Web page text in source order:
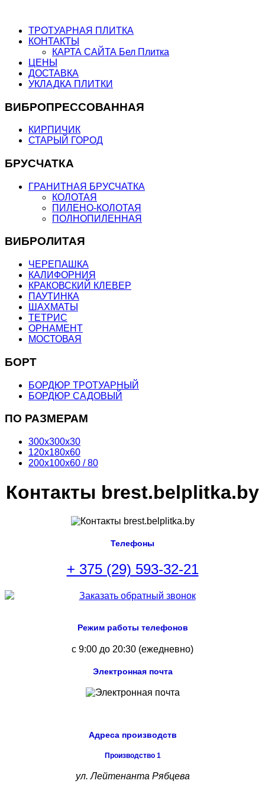
ТРОТУАРНАЯ ПЛИТКА
КОНТАКТЫ
КАРТА САЙТА Бел Плитка
ЦЕНЫ
ДОСТАВКА
УКЛАДКА ПЛИТКИ
ВИБРОПРЕССОВАННАЯ
КИРПИЧИК
СТАРЫЙ ГОРОД
БРУСЧАТКА
ГРАНИТНАЯ БРУСЧАТКА
КОЛОТАЯ
ПИЛЕНО-КОЛОТАЯ
ПОЛНОПИЛЕННАЯ
ВИБРОЛИТАЯ
ЧЕРЕПАШКА
КАЛИФОРНИЯ
КРАКОВСКИЙ КЛЕВЕР
ПАУТИНКА
ШАХМАТЫ
ТЕТРИС
ОРНАМЕНТ
МОСТОВАЯ
БОРТ
БОРДЮР ТРОТУАРНЫЙ
БОРДЮР САДОВЫЙ
ПО РАЗМЕРАМ
300х300х30
120х180х60
200х100х60 / 80
Контакты brest.belplitka.by
Телефоны
+ 375 (29) 593-32-21
Режим работы телефонов
с 9:00 до 20:30 (ежедневно)
Электронная почта
Адреса производств
Производство 1
ул. Лейтенанта Рябцева